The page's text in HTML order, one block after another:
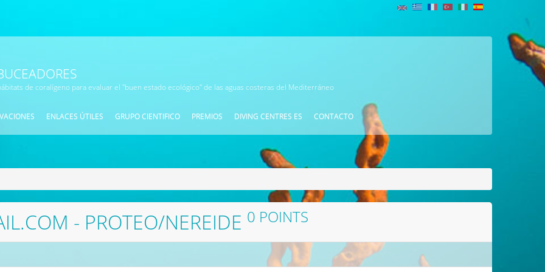
de coralígeno para evaluar el "buen estado ecológico" de las aguas costeras del Mediterráneo
ENLACES ÚTILES GRUPO CIENTIFICO PREMIOS DIVING CENTRES ES CONTACTO
- PROTEO/NEREIDE 0 POINTS